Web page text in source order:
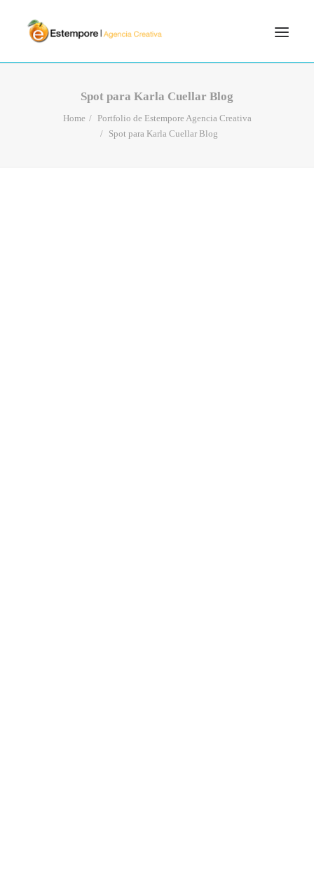
Spot para Karla Cuellar Blog
Home
Portfolio de Estempore Agencia Creativa
Spot para Karla Cuellar Blog